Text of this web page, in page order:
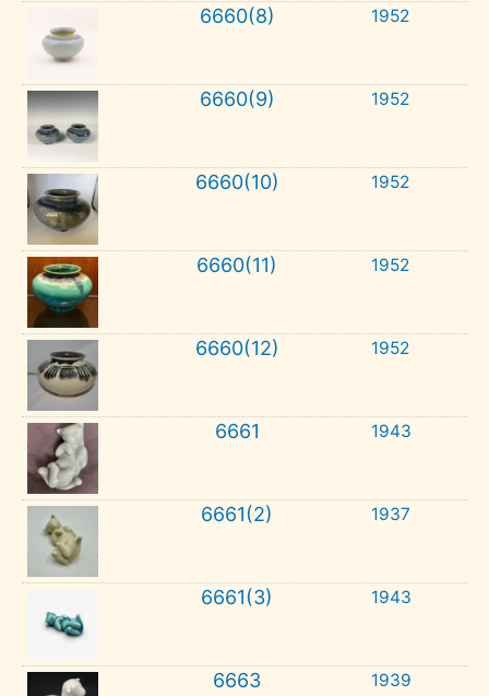
6660(8) 1952
6660(9) 1952
6660(10) 1952
6660(11) 1952
6660(12) 1952
6661 1943
6661(2) 1937
6661(3) 1943
6663 1939